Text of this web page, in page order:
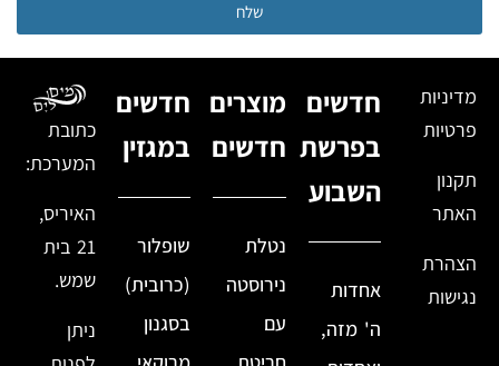
שלח
מדיניות
פרטיות
תקנון
האתר
הצהרת
נגישות
חדשים
בפרשת
השבוע
אחדות
ה' מזה,
מוצרים
חדשים
נטלת
נירוסטה
עם
חדשים
במגזין
שופלור
(כרובית)
בסגנון
כתובת
המערכת:
האיריס,
21 בית
שמש.
ניתן